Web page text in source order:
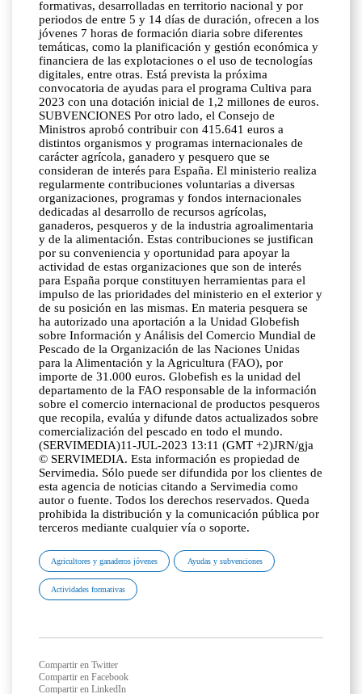
formativas, desarrolladas en territorio nacional y por
periodos de entre 5 y 14 días de duración, ofrecen a los
jóvenes 7 horas de formación diaria sobre diferentes
temáticas, como la planificación y gestión económica y
financiera de las explotaciones o el uso de tecnologías
digitales, entre otras. Está prevista la próxima
convocatoria de ayudas para el programa Cultiva para
2023 con una dotación inicial de 1,2 millones de euros.
SUBVENCIONES Por otro lado, el Consejo de
Ministros aprobó contribuir con 415.641 euros a
distintos organismos y programas internacionales de
carácter agrícola, ganadero y pesquero que se
consideran de interés para España. El ministerio realiza
regularmente contribuciones voluntarias a diversas
organizaciones, programas y fondos internacionales
dedicadas al desarrollo de recursos agrícolas,
ganaderos, pesqueros y de la industria agroalimentaria
y de la alimentación. Estas contribuciones se justifican
por su conveniencia y oportunidad para apoyar la
actividad de estas organizaciones que son de interés
para España porque constituyen herramientas para el
impulso de las prioridades del ministerio en el exterior y
de su posición en las mismas. En materia pesquera se
ha autorizado una aportación a la Unidad Globefish
sobre Información y Análisis del Comercio Mundial de
Pescado de la Organización de las Naciones Unidas
para la Alimentación y la Agricultura (FAO), por
importe de 31.000 euros. Globefish es la unidad del
departamento de la FAO responsable de la información
sobre el comercio internacional de productos pesqueros
que recopila, evalúa y difunde datos actualizados sobre
comercialización del pescado en todo el mundo.
(SERVIMEDIA)11-JUL-2023 13:11 (GMT +2)JRN/gja
© SERVIMEDIA. Esta información es propiedad de
Servimedia. Sólo puede ser difundida por los clientes de
esta agencia de noticias citando a Servimedia como
autor o fuente. Todos los derechos reservados. Queda
prohibida la distribución y la comunicación pública por
terceros mediante cualquier vía o soporte.
Agricultores y ganaderos jóvenes Ayudas y subvenciones
Actividades formativas
Compartir en Twitter
Compartir en Facebook
Compartir en LinkedIn